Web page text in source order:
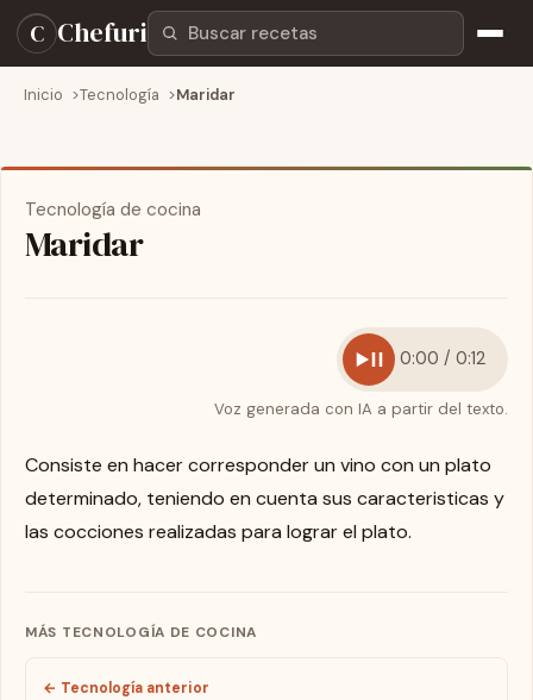
C ChefuriBuscar recetas
Inicio Tecnología Maridar
Tecnología de cocina
Maridar
0:00 / 0:12
Voz generada con IA a partir del texto.
Consiste en hacer corresponder un vino con un plato
determinado, teniendo en cuenta sus caracteristicas y
las cocciones realizadas para lograr el plato.
MÁS TECNOLOGÍA DE COCINA
← Tecnología anterior